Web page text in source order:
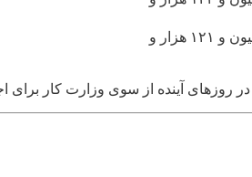
۸ میلیون و ۱۲۱ هزار و
روزهای آینده از سوی وزارت کار برای